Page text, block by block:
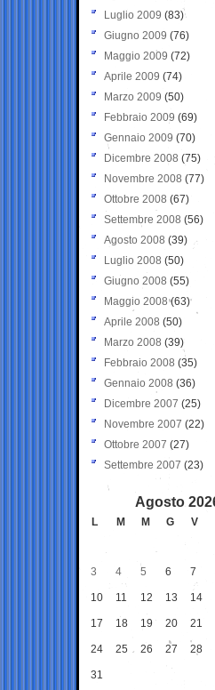
Luglio 2009 (83)
Giugno 2009 (76)
Maggio 2009 (72)
Aprile 2009 (74)
Marzo 2009 (50)
Febbraio 2009 (69)
Gennaio 2009 (70)
Dicembre 2008 (75)
Novembre 2008 (77)
Ottobre 2008 (67)
Settembre 2008 (56)
Agosto 2008 (39)
Luglio 2008 (50)
Giugno 2008 (55)
Maggio 2008(63)
Aprile 2008 (50)
Marzo 2008 (39)
Febbraio 2008 (35)
Gennaio 2008 (36)
Dicembre 2007 (25)
Novembre 2007 (22)
Ottobre 2007 (27)
Settembre 2007 (23)
Agosto
L M M G V
3 4 5 6 7
10 11 12 13 14
17 18 19 20 21
24 25 26 27 28
31